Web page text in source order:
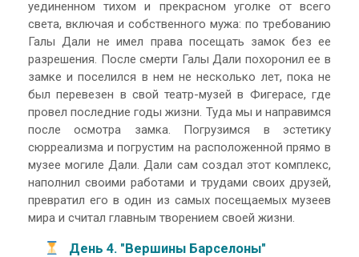
уединенном тихом и прекрасном уголке от всего
света, включая и собственного мужа: по требованию
Галы Дали не имел права посещать замок без ее
разрешения. После смерти Галы Дали похоронил ее в
замке и поселился в нем не несколько лет, пока не
был перевезен в свой театр-музей в Фигерасе, где
провел последние годы жизни. Туда мы и направимся
после осмотра замка. Погрузимся в эстетику
сюрреализма и погрустим на расположенной прямо в
музее могиле Дали. Дали сам создал этот комплекс,
наполнил своими работами и трудами своих друзей,
превратил его в один из самых посещаемых музеев
мира и считал главным творением своей жизни.
День 4. "Вершины Барселоны"